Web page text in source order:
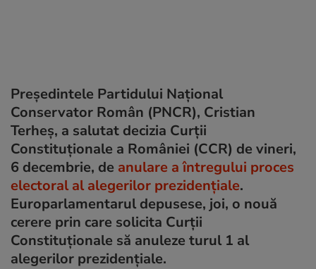
Preşedintele Partidului Naţional
Conservator Român (PNCR), Cristian
Terheş, a salutat decizia Curţii
Constituţionale a României (CCR) de vineri,
6 decembrie, de anulare a întregului proces
electoral al alegerilor prezidenţiale.
Europarlamentarul depusese, joi, o nouă
cerere prin care solicita Curții
Constituționale să anuleze turul 1 al
alegerilor prezidențiale.